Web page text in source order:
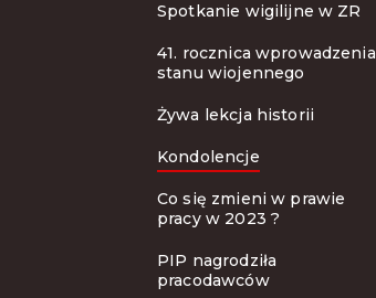
Spotkanie wigilijne w ZR
41. rocznica wprowadzenia
stanu wiojennego
Żywa lekcja historii
Kondolencje
Co się zmieni w prawie
pracy w 2023 ?
PIP nagrodziła
pracodawców